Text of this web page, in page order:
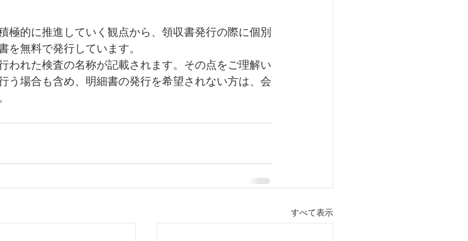
極的に推進していく観点から、領収書発行の際に個別
を無料で発行しています。
われた検査の名称が記載されます。その点をご理解い
う場合も含め、明細書の発行を希望されない方は、会
すべて表示